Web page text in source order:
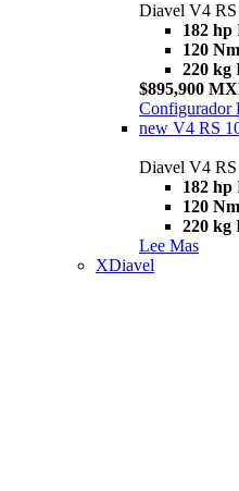
Diavel V4 RS
182 hp
120 Nm
220 kg
$895,900
Configurador
new V4 RS
Diavel V4
182 hp
120 Nm
220 kg
Lee Mas
XDiavel